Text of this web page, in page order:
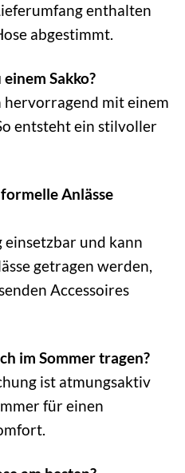
enthalten
abgestimmt.
Sakko?
hervorragend mit einem
entsteht ein stilvoller
Anlässe
einsetzbar und kann
getragen werden,
Accessoires
im Sommer tragen?
ist atmungsaktiv
für einen